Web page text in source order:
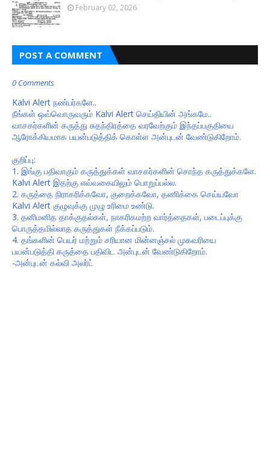
February 02, 2026
POST A COMMENT
0 Comments
Kalvi Alert நண்பர்களே..
நீங்கள் ஒவ்வொருவரும் Kalvi Alert செய்தியின் அங்கமே..
வாசகர்களின் கருத்து சுதந்திரத்தை வரவேற்கும் இந்தப்பகுதியை
ஆரோக்கியமாக பயன்படுத்திக் கொள்ள அன்புடன் வேண்டுகிறோம்.
குறிப்பு:
1. இங்கு பதிவாகும் கருத்துக்கள் வாசகர்களின் சொந்த கருத்துக்களே.
Kalvi Alert இதற்கு எவ்வகையிலும் பொறுப்பல்ல.
2. கருத்தை நிராகரிக்கவோ, குறைக்கவோ, தணிக்கை செய்யவோ
Kalvi Alert குழுவுக்கு முழு உரிமை உண்டு.
3. தனிமனித தாக்குதல்கள், நாகரிகமற்ற வார்த்தைகள், படைப்புக்கு
பொருத்தமில்லாத கருத்துகள் நீக்கப்படும்.
4. தங்களின் பெயர் மற்றும் சரியான மின்னஞ்சல் முகவரியை
பயன்படுத்தி கருத்தை பதிவிட அன்புடன் வேண்டுகிறோம்.
-அன்புடன் கல்வி அலர்ட்